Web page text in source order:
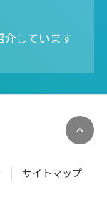
しています
サイトマップ